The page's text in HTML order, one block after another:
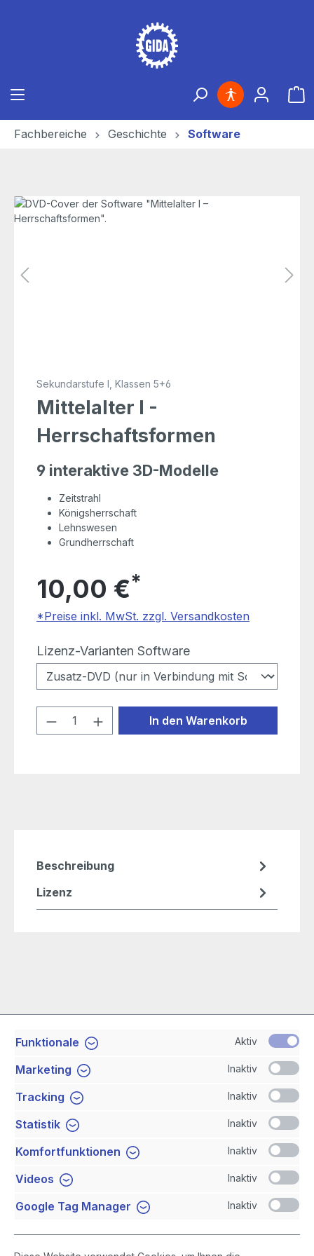
Fachbereiche Geschichte Software
Bildergalerie überspringen
Sekundarstufe I, Klassen 5+6
Mittelalter I -
Herrschaftsformen
9 interaktive 3D-Modelle
Zeitstrahl
Königsherrschaft
Lehnswesen
Grundherrschaft
10,00 €*
*Preise inkl. MwSt. zzgl. Versandkosten
Lizenz-Varianten Softwareauswählen
Produkt Anzahl: Gib den
In den Warenkorb
Beschreibung
Lizenz
Service-Hotline
Shop Service
Newsletter
Funktionale Aktiv
Marketing Inaktiv
Tracking Inaktiv
Statistik Inaktiv
Komfortfunktionen Inaktiv
Videos Inaktiv
Google Tag Manager Inaktiv